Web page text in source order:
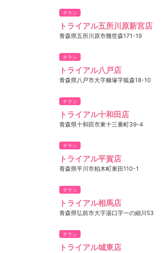
チラシ
トライアル五所川原新宮店
青森県五所川原市幾世森171-19
チラシ
トライアル八戸店
青森県八戸市大字糠塚字狐森18-10
チラシ
トライアル十和田店
青森県十和田市東十三番町39-4
チラシ
トライアル平賀店
青森県平川市柏木町東田110-1
チラシ
トライアル相馬店
青森県弘前市大字湯口字一の細川53
チラシ
トライアル城東店